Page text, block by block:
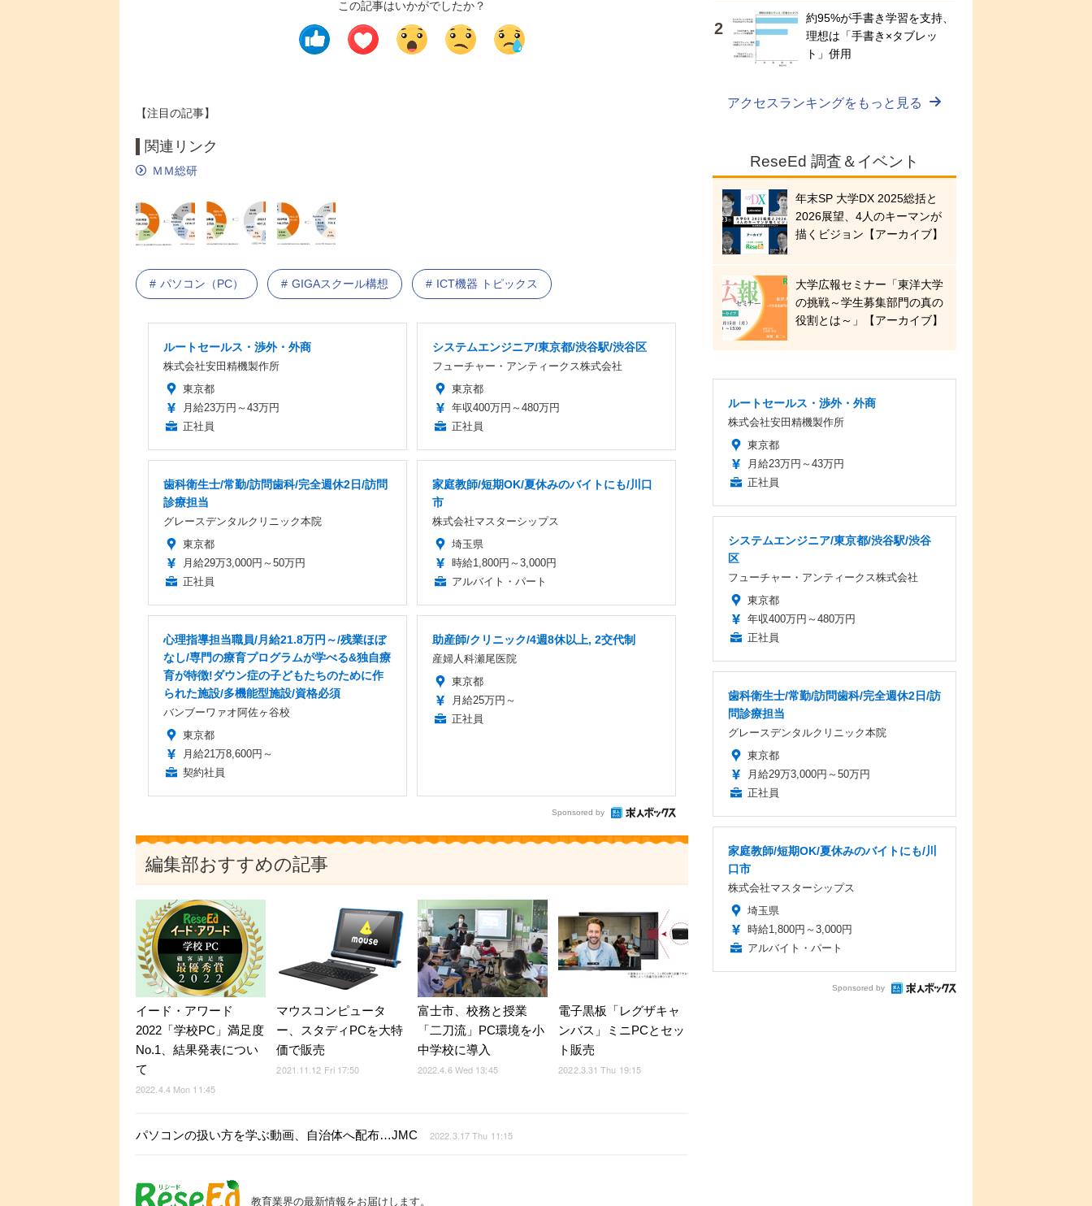
この記事はいかがでしたか？
【注目の記事】
関連リンク
ＭＭ総研
パソコン（PC） GIGAスクール構想 ICT機器 トピックス
ルートセールス・渉外・外商
株式会社安田精機製作所
東京都
月給23万円～43万円
正社員
システムエンジニア/東京都/渋谷駅/渋谷区
フューチャー・アンティークス株式会社
東京都
年収400万円～480万円
正社員
歯科衛生士/常勤/訪問歯科/完全週休2日/訪問
診療担当
グレースデンタルクリニック本院
東京都
月給29万3,000円～50万円
正社員
家庭教師/短期OK/夏休みのバイトにも/川口
市
株式会社マスターシップス
埼玉県
時給1,800円～3,000円
アルバイト・パート
心理指導担当職員/月給21.8万円～/残業ほぼ
なし/専門の療育プログラムが学べる&独自療
育が特徴!ダウン症の子どもたちのために作
られた施設/多機能型施設/資格必須
バンブーワァオ阿佐ヶ谷校
東京都
月給21万8,600円～
契約社員
助産師/クリニック/4週8休以上, 2交代制
産婦人科瀬尾医院
東京都
月給25万円～
正社員
Sponsored by
編集部おすすめの記事
イード・アワード
2022「学校PC」満足度
No.1、結果発表につい
て
2022.4.4 Mon 11:45
マウスコンピュータ
ー、スタディPCを大特
価で販売
2021.11.12 Fri 17:50
富士市、校務と授業
「二刀流」PC環境を小
中学校に導入
2022.4.6 Wed 13:45
電子黒板「レグザキャ
ンバス」ミニPCとセッ
ト販売
2022.3.31 Thu 19:15
パソコンの扱い方を学ぶ動画、自治体へ配布…JMC 2022.3.17 Thu 11:15
教育業界の最新情報をお届けします。
約95%が手書き学習を支持、
理想は「手書き×タブレッ
ト」併用
アクセスランキングをもっと見る
ReseEd 調査＆イベント
年末SP 大学DX 2025総括と
2026展望、4人のキーマンが
描くビジョン【アーカイブ】
大学広報セミナー「東洋大学
の挑戦～学生募集部門の真の
役割とは～」【アーカイブ】
ルートセールス・渉外・外商
株式会社安田精機製作所
東京都
月給23万円～43万円
正社員
システムエンジニア/東京都/渋谷駅/渋谷
区
フューチャー・アンティークス株式会社
東京都
年収400万円～480万円
正社員
歯科衛生士/常勤/訪問歯科/完全週休2日/訪
問診療担当
グレースデンタルクリニック本院
東京都
月給29万3,000円～50万円
正社員
家庭教師/短期OK/夏休みのバイトにも/川
口市
株式会社マスターシップス
埼玉県
時給1,800円～3,000円
アルバイト・パート
Sponsored by